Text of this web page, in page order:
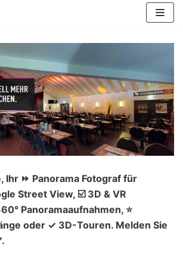
Ihr ⏩ Panorama Fotograf für
Street View, ☑️ 3D & VR
Panoramaaufnahmen, ⭐
oder ✓ 3D-Touren. Melden Sie